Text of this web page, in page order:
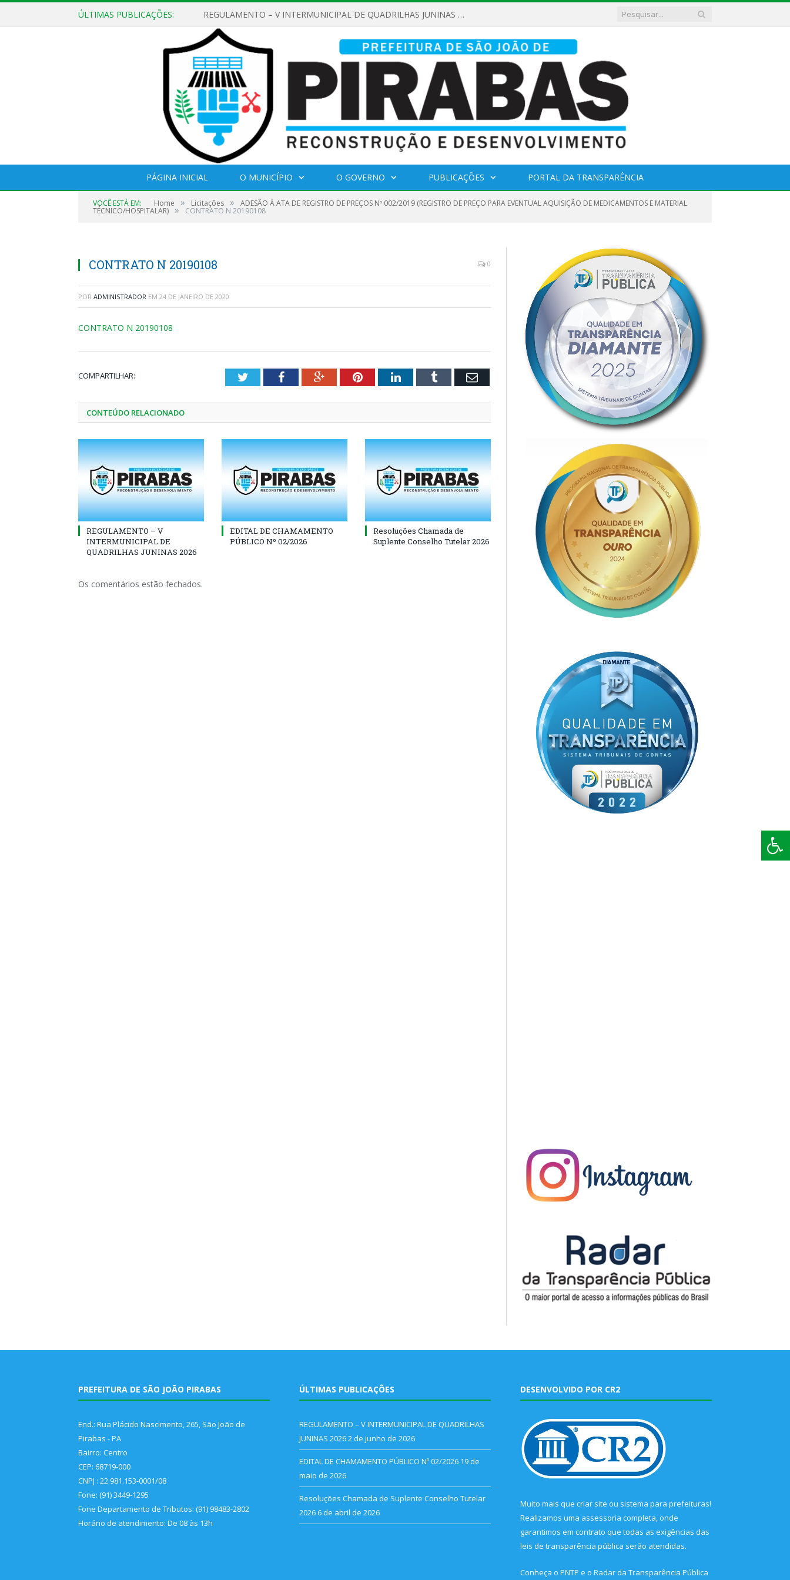
ÚLTIMAS PUBLICAÇÕES: REGULAMENTO – V INTERMUNICIPAL DE QUADRILHAS JUNINAS 2026
PÁGINA INICIAL O MUNICÍPIO O GOVERNO PUBLICAÇÕES PORTAL DA TRANSPARÊNCIA
VOCÊ ESTÁ EM: Home » Licitações » ADESÃO À ATA DE REGISTRO DE PREÇOS Nº 002/2019 (REGISTRO DE PREÇO PARA EVENTUAL AQUISIÇÃO DE MEDICAMENTOS E MATERIAL
TÉCNICO/HOSPITALAR) » CONTRATO N 20190108
CONTRATO N 20190108 0
POR ADMINISTRADOR EM 24 DE JANEIRO DE 2020
CONTRATO N 20190108
COMPARTILHAR: TwitterFacebookGoogle+PinterestLinkedInTumblr Email
CONTEÚDO RELACIONADO
REGULAMENTO – V
INTERMUNICIPAL DE
QUADRILHAS JUNINAS 2026
EDITAL DE CHAMAMENTO
PÚBLICO Nº 02/2026
Resoluções Chamada de
Suplente Conselho Tutelar 2026
Os comentários estão fechados.
PREFEITURA DE SÃO JOÃO PIRABAS
End.: Rua Plácido Nascimento, 265, São João de
Pirabas - PA
Bairro: Centro
CEP: 68719-000
CNPJ : 22.981.153-0001/08
Fone: (91) 3449-1295
Fone Departamento de Tributos: (91) 98483-2802
Horário de atendimento: De 08 às 13h
ÚLTIMAS PUBLICAÇÕES
REGULAMENTO – V INTERMUNICIPAL DE QUADRILHAS
JUNINAS 20262 de junho de 2026
EDITAL DE CHAMAMENTO PÚBLICO Nº 02/2026 19 de
maio de 2026
Resoluções Chamada de Suplente Conselho Tutelar
2026 6 de abril de 2026
DESENVOLVIDO POR CR2
Muito mais que criar site ou sistema para prefeituras!
Realizamos uma assessoria completa, onde
garantimos em contrato que todas as exigências das
leis de transparência pública serão atendidas.
Conheça o PNTP e o Radar da Transparência Pública